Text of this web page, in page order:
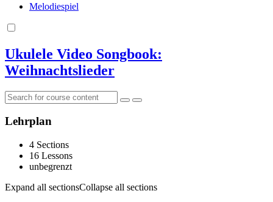
Melodiespiel
Ukulele Video Songbook:
Weihnachtslieder
Lehrplan
4 Sections
16 Lessons
unbegrenzt
Expand all sectionsCollapse all sections